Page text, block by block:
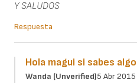
Y SALUDOS
Respuesta
Hola magui si sabes algo
Wanda (unverified)5 Abr 2015